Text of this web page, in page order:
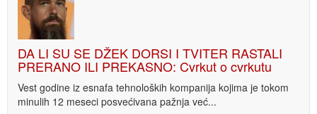
DA LI SU SE DŽEK DORSI I TVITER RASTALI
PRERANO ILI PREKASNO: Cvrkut o cvrkutu
Vest godine iz esnafa tehnoloških kompanija kojima je tokom
minulih 12 meseci posvećivana pažnja već...